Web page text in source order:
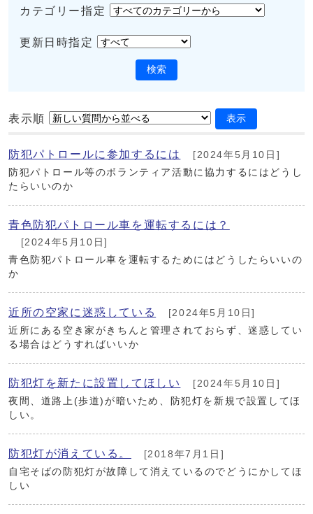
カテゴリー指定
更新日時指定
検索
表示順 表示
防犯パトロールに参加するには
[2024年5月10日]
防犯パトロール等のボランティア活動に協力するにはどうし
たらいいのか
青色防犯パトロール車を運転するには？
[2024年5月10日]
青色防犯パトロール車を運転するためにはどうしたらいいの
か
近所の空家に迷惑している
[2024年5月10日]
近所にある空き家がきちんと管理されておらず、迷惑してい
る場合はどうすればいいか
防犯灯を新たに設置してほしい
[2024年5月10日]
夜間、道路上(歩道)が暗いため、防犯灯を新規で設置してほ
しい。
防犯灯が消えている。
[2018年7月1日]
自宅そばの防犯灯が故障して消えているのでどうにかしてほ
しい